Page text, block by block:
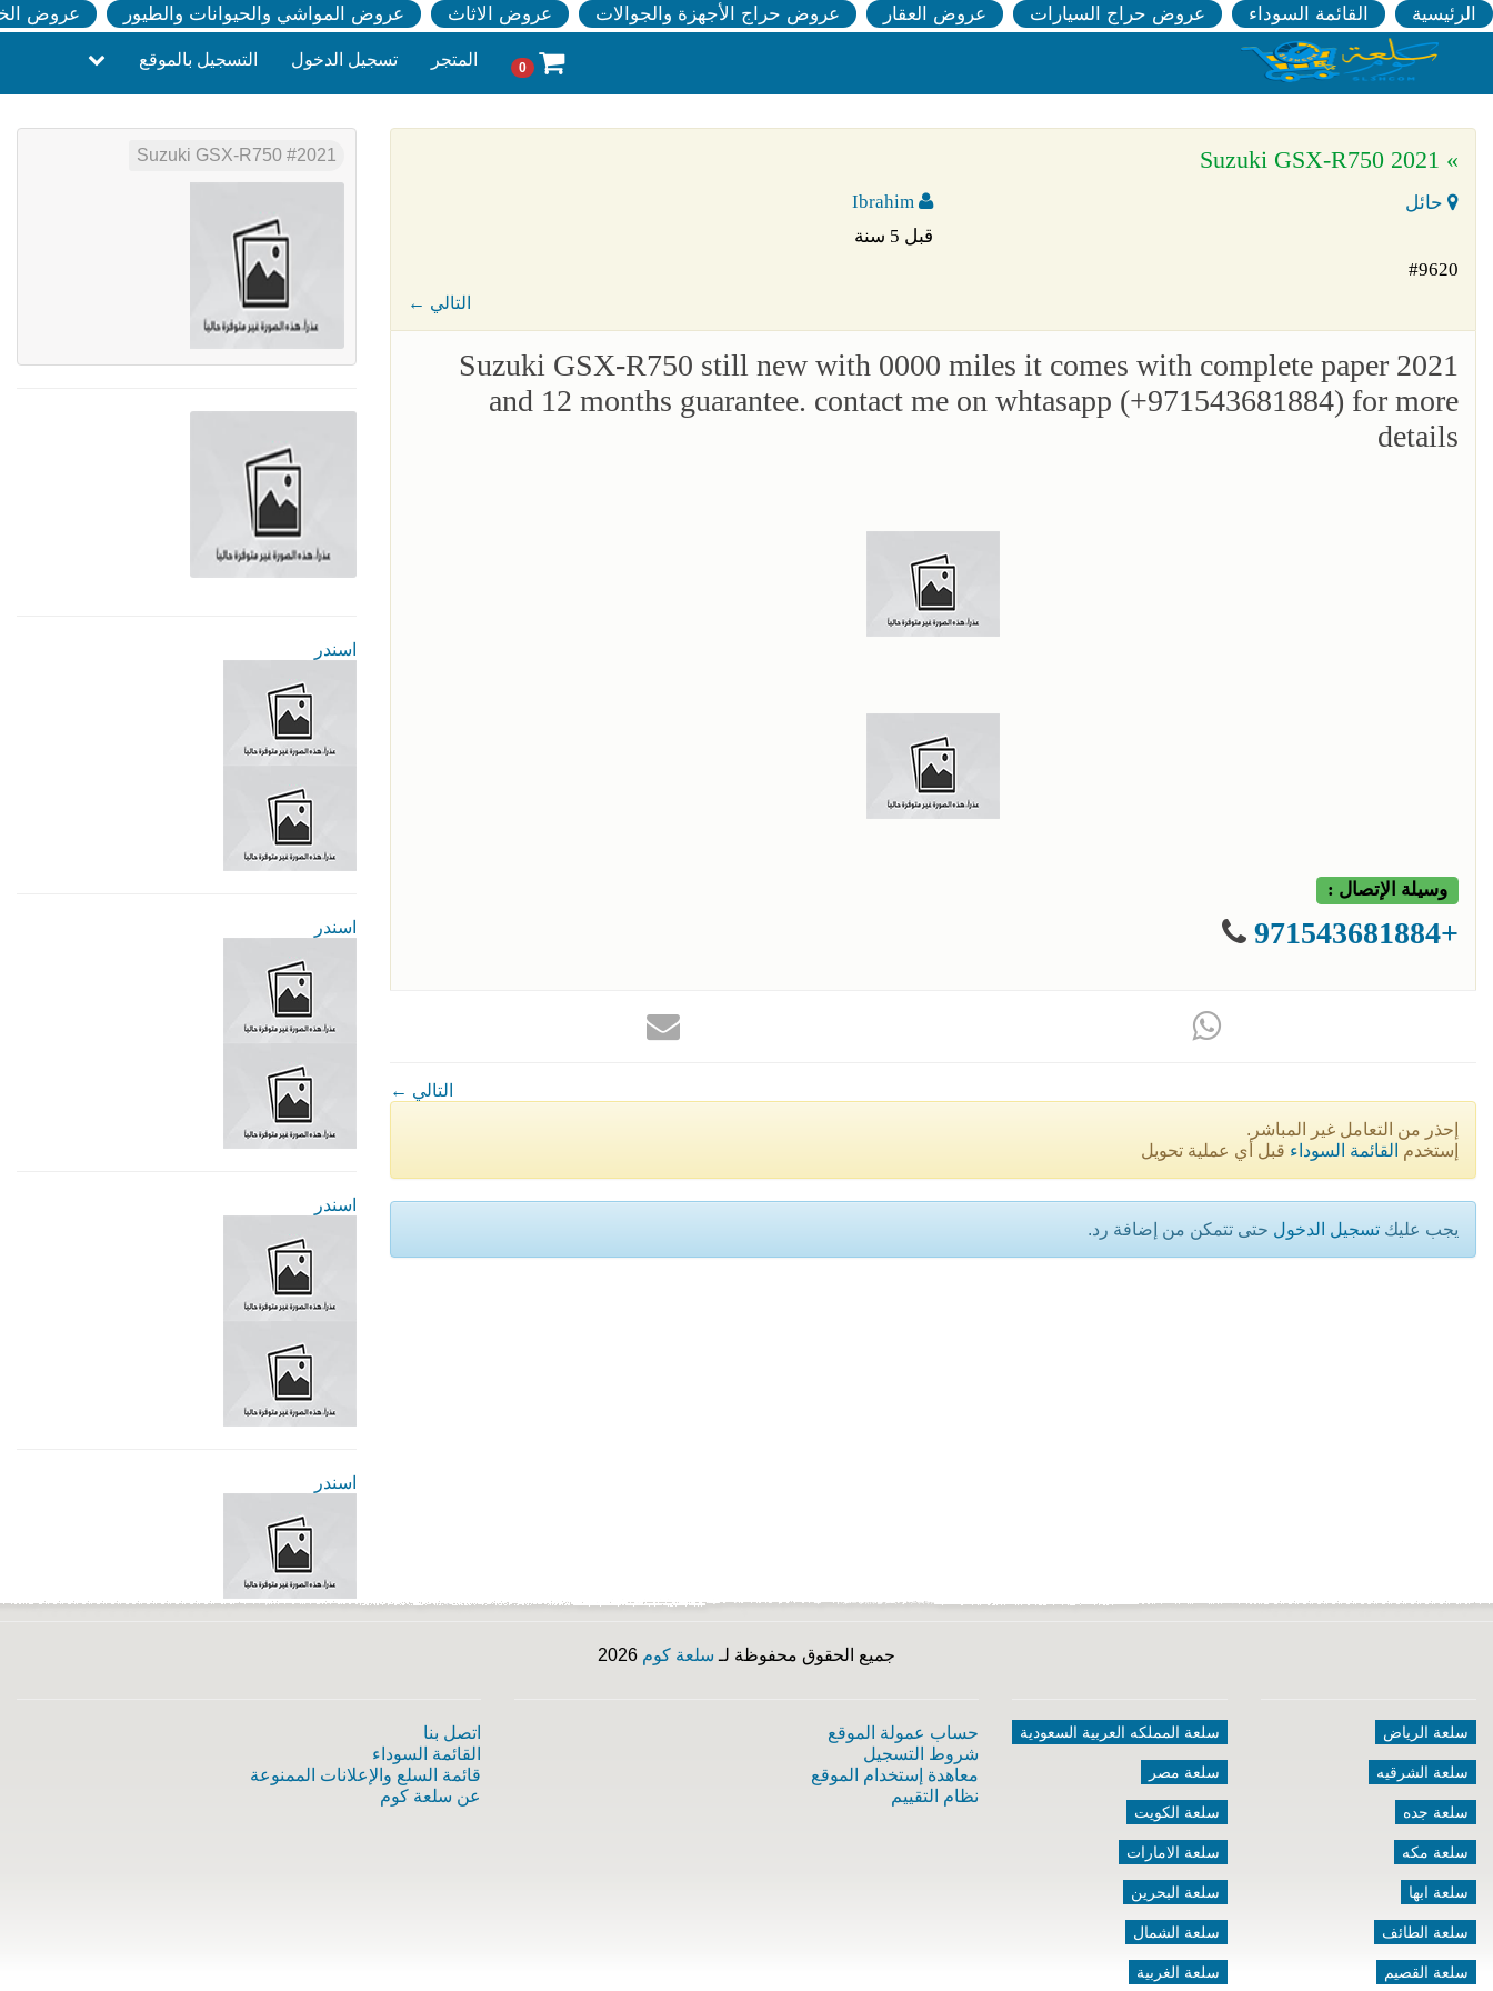
الرئيسية القائمة السوداء عروض حراج السيارات عروض العقار عروض حراج الأجهزة والجوالات عروض الاثاث عروض المواشي والحيوانات والطيور عروض
0 المتجر تسجيل الدخول التسجيل بالموقع
» 2021 Suzuki GSX-R750
حائل
قبل 5 سنة
#9620
← التالي
2021 Suzuki GSX-R750 still new with 0000 miles it comes with complete paper
and 12 months guarantee. contact me on whtasapp (+971543681884) for more
details
وسيلة الإتصال :
+971543681884
← التالي
إحذر من التعامل غير المباشر.
إستخدم القائمة السوداء قبل أي عملية تحويل
يجب عليك تسجيل الدخول حتى تتمكن من إضافة رد.
2021 Suzuki GSX-R750
اسندر
اسندر
اسندر
اسندر
جميع الحقوق محفوظة لـ سلعة كوم
سلعة الرياض
سلعة الشرقيه
سلعة جده
سلعة مكه
سلعة ابها
سلعة الطائف
سلعة القصيم
سلعة المملكه العربية السعودية
سلعة مصر
سلعة الكويت
سلعة الامارات
سلعة البحرين
سلعة الشمال
سلعة الغربية
حساب عمولة الموقع
شروط التسجيل
معاهدة إستخدام الموقع
نظام التقييم
اتصل بنا
القائمة السوداء
قائمة السلع والإعلانات الممنوعة
عن سلعة كوم